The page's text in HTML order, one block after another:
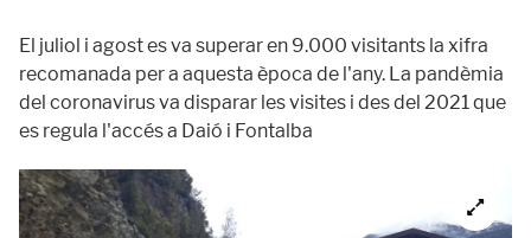
El juliol i agost es va superar en 9.000 visitants la xifra
recomanada per a aquesta època de l'any. La pandèmia
del coronavirus va disparar les visites i des del 2021 que
es regula l'accés a Daió i Fontalba